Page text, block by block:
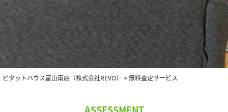
ピタットハウス富山南店（株式会社REVO） >無料査定サービス
ASSESSMENT